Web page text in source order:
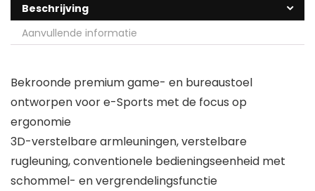
Beschrijving
Aanvullende informatie
Bekroonde premium game- en bureaustoel
ontworpen voor e-Sports met de focus op
ergonomie
3D-verstelbare armleuningen, verstelbare
rugleuning, conventionele bedieningseenheid met
schommel- en vergrendelingsfunctie